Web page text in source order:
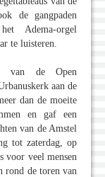
de gangpaden
Adema-orgel
te luisteren.
van de Open
aan de
dan de moeite
en gaf een
van de Amstel
tot zaterdag, op
voor veel mensen
rond de toren van